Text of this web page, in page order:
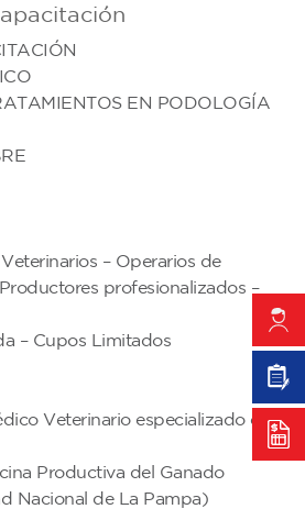
EN PODOLOGÍA
– Operarios de
profesionalizados –
– Cupos Limitados
Veterinario especializado en
Productiva del Ganado
Nacional de La Pampa)